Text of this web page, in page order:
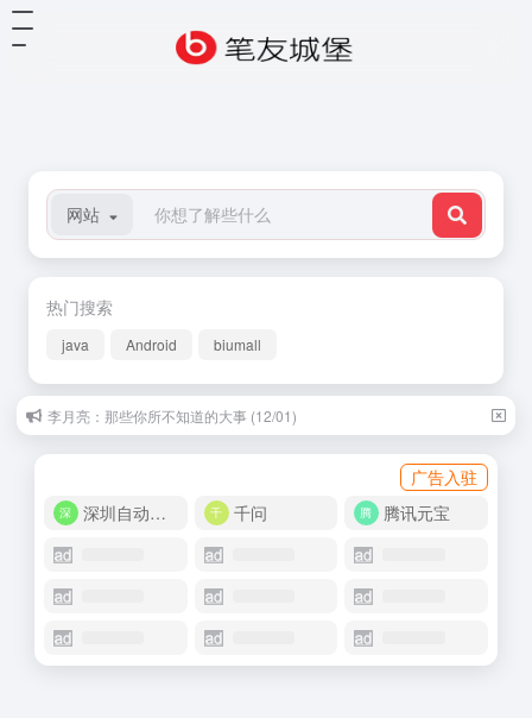
网站
热门搜索
java Android biumall
李月亮：那些你所不知道的大事 (12/01)
广告入驻
深圳自动化商城
千问 腾讯元宝